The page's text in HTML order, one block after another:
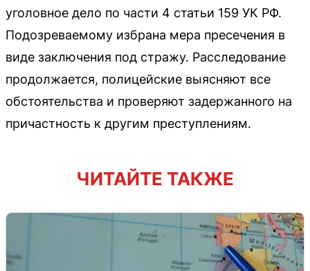
уголовное дело по части 4 статьи 159 УК РФ.
Подозреваемому избрана мера пресечения в
виде заключения под стражу. Расследование
продолжается, полицейские выясняют все
обстоятельства и проверяют задержанного на
причастность к другим преступлениям.
ЧИТАЙТЕ ТАКЖЕ